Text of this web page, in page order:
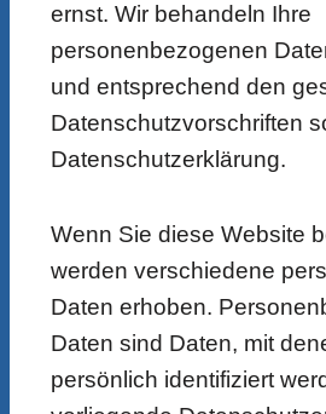
ernst. Wir behandeln Ihre
personenbezogenen
und entsprechend den
Datenschutzvorschriften
Datenschutzerklärung.
Wenn Sie diese Website
werden verschiedene
Daten erhoben.
Daten sind Daten, mit
persönlich identifiziert